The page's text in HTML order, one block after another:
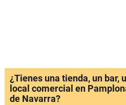
¿Tienes una tienda, un bar,
local comercial en
de Navarra?